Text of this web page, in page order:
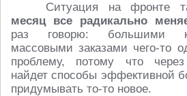
Ситуация на фронте
месяц все радикально
раз говорю: большими
массовыми заказами чего-то
проблему, потому что
найдет способы эффективной
придумывать то-то новое.